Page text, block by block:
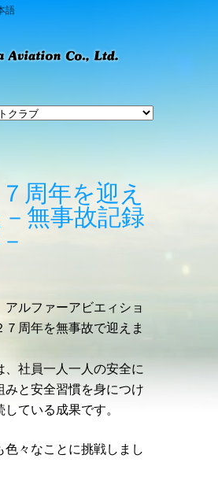
語
周年を迎え
無事故記録
アルファーアビエィショ
７周年を無事故で迎えま
、社員一人一人の安全に
みと安全習慣を身につけ
している成果です。
色々なことに挑戦しまし